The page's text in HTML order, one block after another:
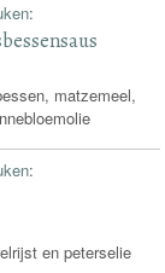
:
matzemeel,
:
en peterselie